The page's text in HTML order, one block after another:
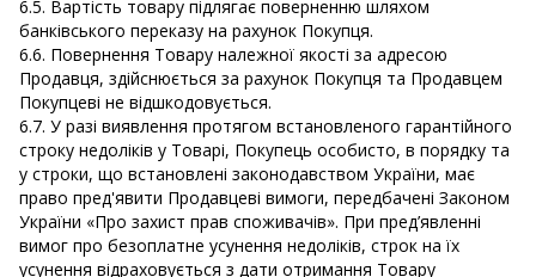
6.5. Вартість товару підлягає поверненню шляхом
банківського переказу на рахунок Покупця.
6.6. Повернення Товару належної якості за адресою
Продавця, здійснюється за рахунок Покупця та Продавцем
Покупцеві не відшкодовується.
6.7. У разі виявлення протягом встановленого гарантійного
строку недоліків у Товарі, Покупець особисто, в порядку та
у строки, що встановлені законодавством України, має
право пред'явити Продавцеві вимоги, передбачені Законом
України «Про захист прав споживачів». При пред’явленні
вимог про безоплатне усунення недоліків, строк на їх
усунення відраховується з дати отримання Товару